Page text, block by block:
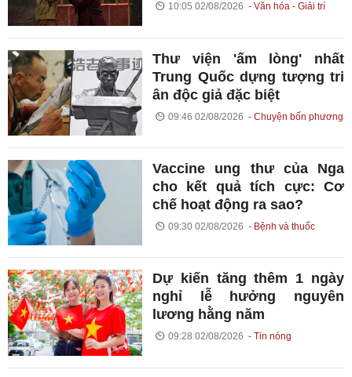
10:05 02/08/2026 Văn hóa - Giải trí
Thư viện 'ấm lòng' nhất
Trung Quốc dựng tượng tri
ân độc giả đặc biệt
09:46 02/08/2026 Chuyện bốn phương
Vaccine ung thư của Nga
cho kết quả tích cực: Cơ
chế hoạt động ra sao?
09:30 02/08/2026 Bệnh và thuốc
Dự kiến tăng thêm 1 ngày
nghỉ lễ hưởng nguyên
lương hằng năm
09:28 02/08/2026 Tin nóng